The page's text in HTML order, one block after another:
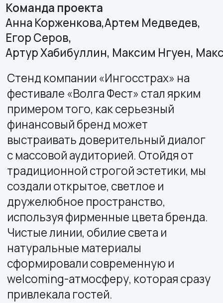
фестивале «Волга Фест» стал ярким
примером того, как серьезный
финансовый бренд может
выстраивать доверительный диалог
с массовой аудиторией. Отойдя от
традиционной строгой эстетики, мы
создали открытое, светлое и
дружелюбное пространство,
используя фирменные цвета бренда.
Чистые линии, обилие света и
натуральные материалы
сформировали современную и
welcoming-атмосферу, которая сразу
привлекала гостей.
Особое внимание было уделено
созданию интерактивных и игровых
элементов, вовлекающих гостей
разного возраста. Это сделало
общение с брендом неформальным и
запоминающимся. Посетители
активно участвовали в активностях,
что способствовало мягкому
продвижению услуг и формированию
положительных эмоциональных
ассоциаций с «Ингосстрах».